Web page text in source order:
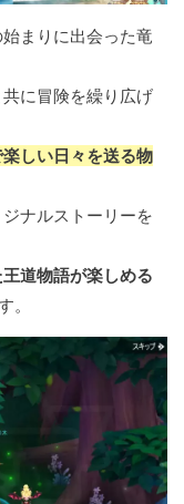
まりに出会った竜
に冒険を繰り広げ
しい日々を送る物
ナルストーリーを
道物語が楽しめる
。